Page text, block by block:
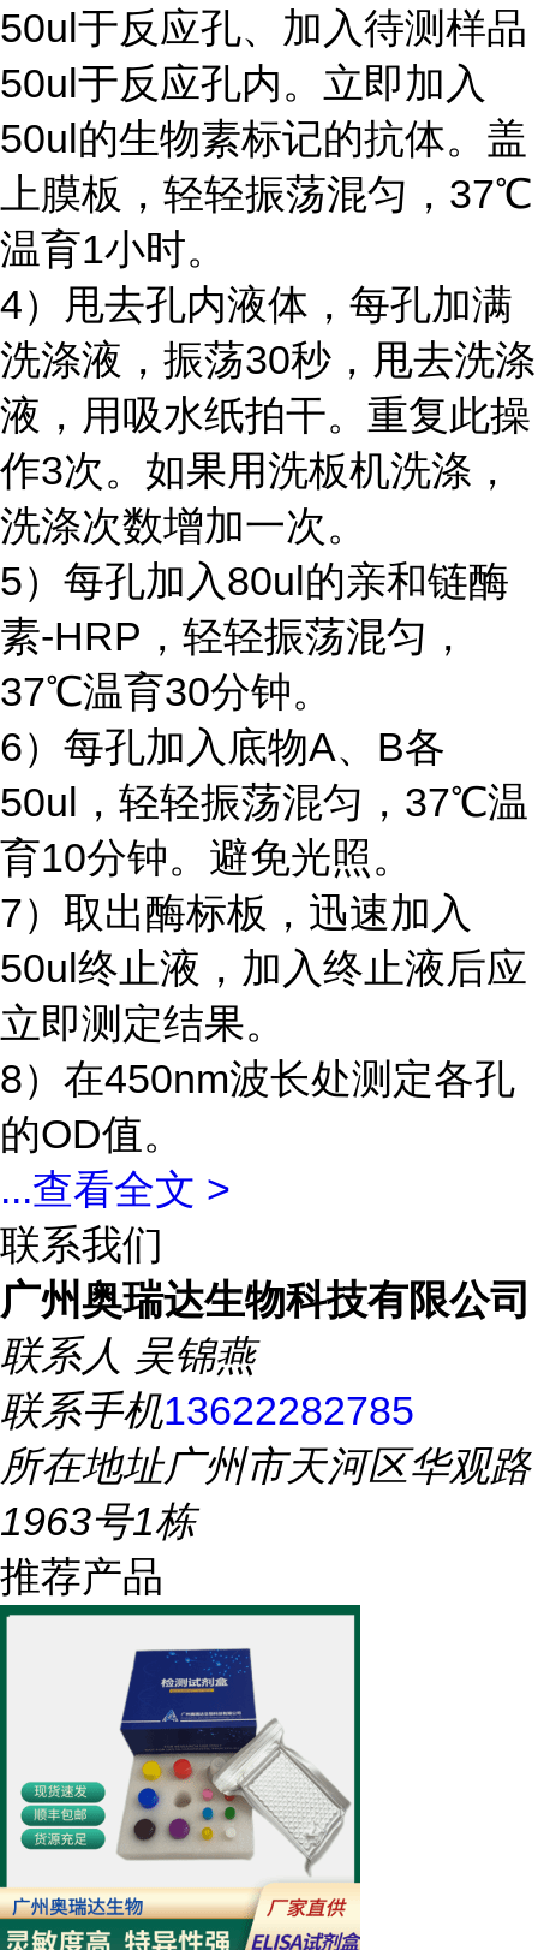
50ul于反应孔、加入待测样品
50ul于反应孔内。立即加入
50ul的生物素标记的抗体。盖
上膜板，轻轻振荡混匀，37℃
温育1小时。
4）甩去孔内液体，每孔加满
洗涤液，振荡30秒，甩去洗涤
液，用吸水纸拍干。重复此操
作3次。如果用洗板机洗涤，
洗涤次数增加一次。
5）每孔加入80ul的亲和链酶
素-HRP，轻轻振荡混匀，
37℃温育30分钟。
6）每孔加入底物A、B各
50ul，轻轻振荡混匀，37℃温
育10分钟。避免光照。
7）取出酶标板，迅速加入
50ul终止液，加入终止液后应
立即测定结果。
8）在450nm波长处测定各孔
的OD值。
...查看全文 >
联系我们
广州奥瑞达生物科技有限公司
联系人 吴锦燕
联系手机13622282785
所在地址广州市天河区华观路
1963号1栋
推荐产品